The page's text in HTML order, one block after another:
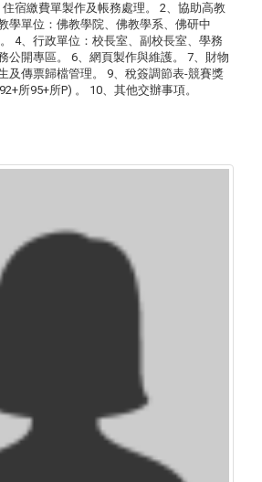
住宿繳費單製作及帳務處理。 2、協助高教
學單位：佛教學院、佛教學系、佛研中
4、行政單位：校長室、副校長室、學務
公開專區。 6、網頁製作與維護。 7、財物
及傳票歸檔管理。 9、稅簽調節表-競賽獎
所95+所P) 。 10、其他交辦事項。